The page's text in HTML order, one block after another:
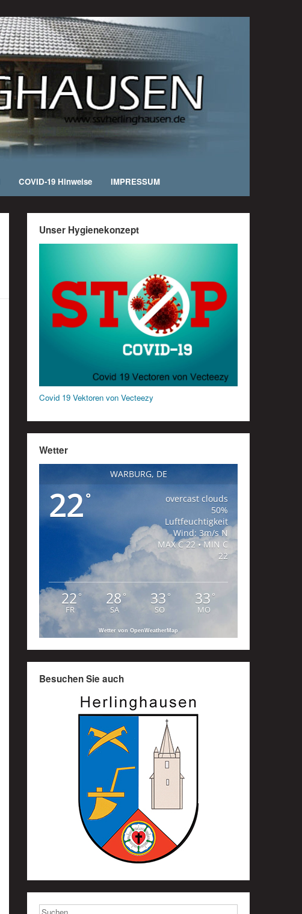
COVID-19 Hinweise IMPRESSUM
Unser Hygienekonzept
Covid 19 Vektoren von Vecteezy
Wetter
WARBURG, DE
22°
overcast clouds
50%
Luftfeuchtigkeit
Wind: 3m/s N
MAX C 22 • MIN C
22
22°
FR
28°
SA
33 °
SO
33 °
MO
Wetter von OpenWeatherMap
Besuchen Sie auch